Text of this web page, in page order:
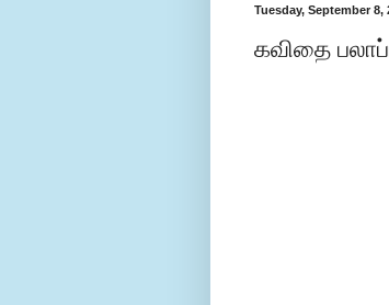
Tuesday, September 8,
கவிதை